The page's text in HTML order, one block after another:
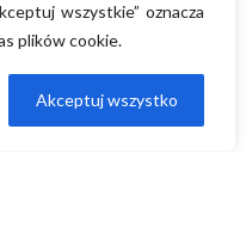
wszystkie” oznacza
plików cookie.
Akceptuj wszystko